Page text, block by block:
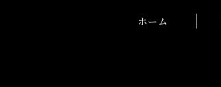
ホーム